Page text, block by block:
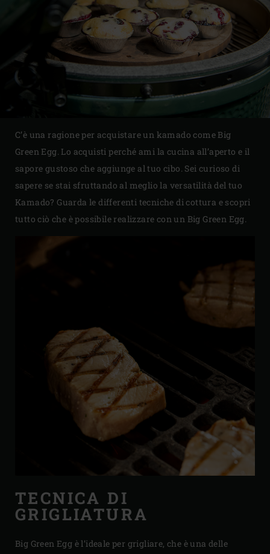
C’è una ragione per acquistare un kamado come Big
Green Egg. Lo acquisti perché ami la cucina all’aperto e il
sapore gustoso che aggiunge al tuo cibo. Sei curioso di
sapere se stai sfruttando al meglio la versatilità del tuo
Kamado? Guarda le differenti tecniche di cottura e scopri
tutto ciò che è possibile realizzare con un Big Green Egg.
TECNICA DI
GRIGLIATURA
Big Green Egg è l’ideale per grigliare, che è una delle